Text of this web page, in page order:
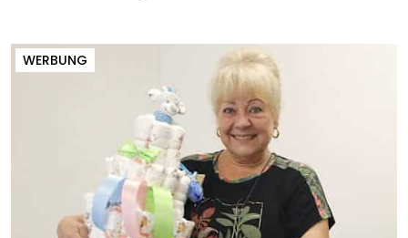
WERBUNG